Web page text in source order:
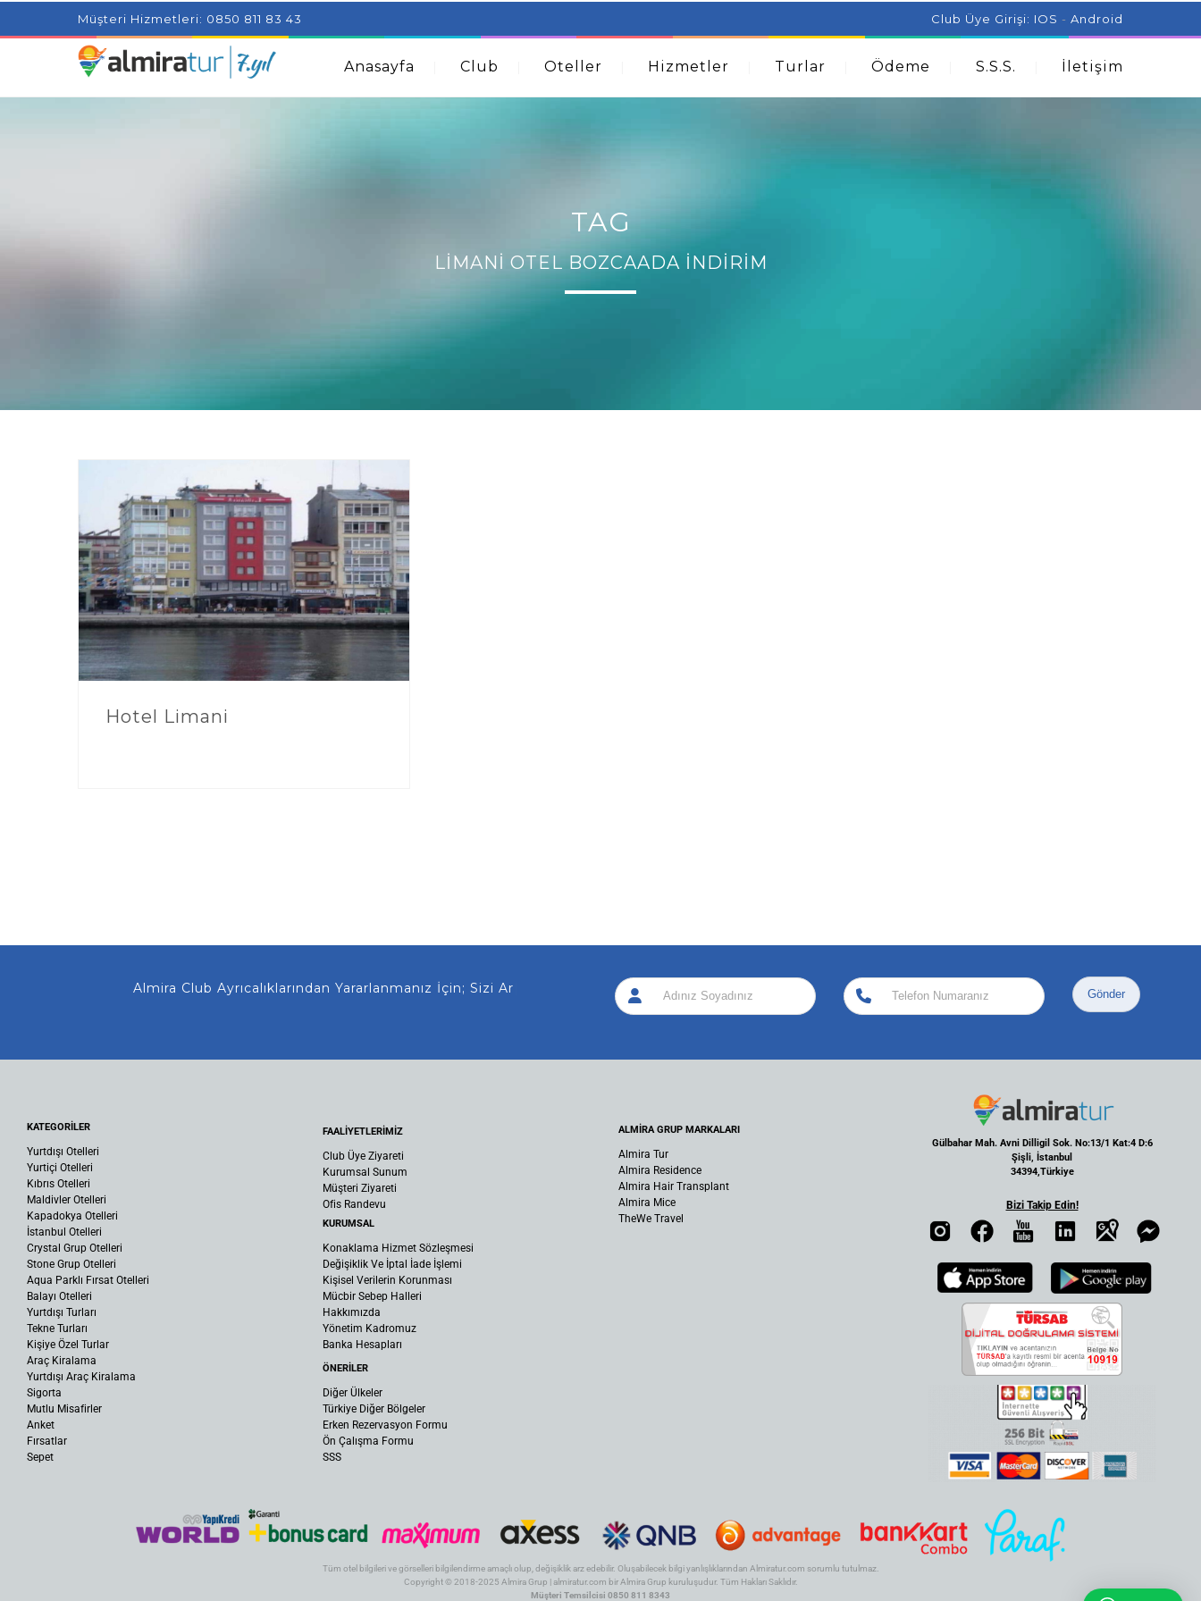
Project Milenial featuring news blogs and tutorials How A Dermatologist Can Help With Acne Problems Aromatherapy And
Kids Amazingly Simple Skin Care Tips For People With Acne
Müşteri Hizmetleri: 0850 811 83 43 Club Üye Girişi: IOS - Android
Anasayfa Club Oteller Hizmetler Turlar Ödeme S.S.S. İletişim
TAG
LIMANI OTEL BOZCAADA İNDIRIM
Hotel Limani
Almira Club Ayrıcalıklarından Yararlanmanız İçin; Sizi Arayalım Gönder
KATEGORİLER
Yurtdışı Otelleri
Yurtiçi Otelleri
Kıbrıs Otelleri
Maldivler Otelleri
Kapadokya Otelleri
İstanbul Otelleri
Crystal Grup Otelleri
Stone Grup Otelleri
Aqua Parklı Fırsat Otelleri
Balayı Otelleri
Yurtdışı Turları
Tekne Turları
Kişiye Özel Turlar
Araç Kiralama
Yurtdışı Araç Kiralama
Sigorta
Mutlu Misafirler
Anket
Fırsatlar
Sepet
FAALİYETLERİMİZ
Club Üye Ziyareti
Kurumsal Sunum
Müşteri Ziyareti
Ofis Randevu
KURUMSAL
Konaklama Hizmet Sözleşmesi
Değişiklik Ve İptal İade İşlemi
Kişisel Verilerin Korunması
Mücbir Sebep Halleri
Hakkımızda
Yönetim Kadromuz
Banka Hesapları
ÖNERİLER
Diğer Ülkeler
Türkiye Diğer Bölgeler
Erken Rezervasyon Formu
Ön Çalışma Formu
SSS
ALMİRA GRUP MARKALARI
Almira Tur
Almira Residence
Almira Hair Transplant
Almira Mice
TheWe Travel
Gülbahar Mah. Avni Dilligil Sok. No:13/1 Kat:4 D:6
Şişli, İstanbul
34394,Türkiye
Bizi Takip Edin!
Tüm otel bilgileri ve görselleri bilgilendirme amaçlı olup, değişiklik arz edebilir. Oluşabilecek bilgi yanlışlıklarından Almiratur.com sorumlu tutulmaz.
Copyright © 2018-2025 Almira Grup | almiratur.com bir Almira Grup kuruluşudur. Tüm Hakları Saklıdır.
Müşteri Temsilcisi 0850 811 8343